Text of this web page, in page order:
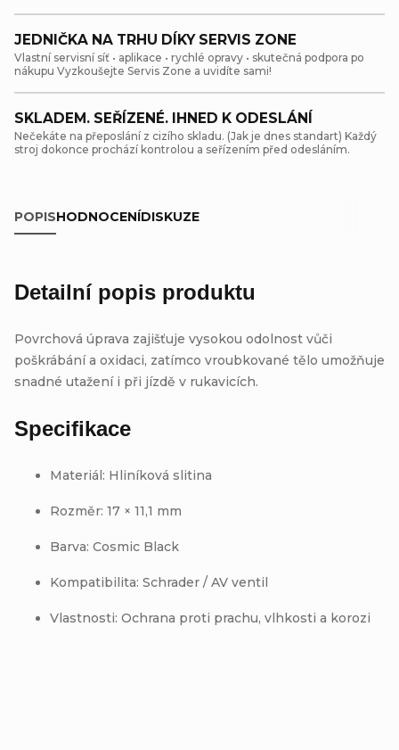
JEDNIČKA NA TRHU DÍKY SERVIS ZONE
Vlastní servisní síť • aplikace • rychlé opravy • skutečná podpora po
nákupu Vyzkoušejte Servis Zone a uvidíte sami!
SKLADEM. SEŘÍZENÉ. IHNED K ODESLÁNÍ
Nečekáte na přeposlání z cizího skladu. (Jak je dnes standart) Každý
stroj dokonce prochází kontrolou a seřízením před odesláním.
POPISHODNOCENÍDISKUZE
Detailní popis produktu
Povrchová úprava zajišťuje vysokou odolnost vůči
poškrábání a oxidaci, zatímco vroubkované tělo umožňuje
snadné utažení i při jízdě v rukavicích.
Specifikace
Materiál: Hliníková slitina
Rozměr: 17 × 11,1 mm
Barva: Cosmic Black
Kompatibilita: Schrader / AV ventil
Vlastnosti: Ochrana proti prachu, vlhkosti a korozi